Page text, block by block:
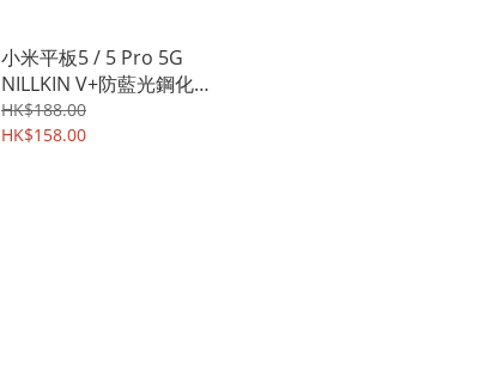
小米平板5 / 5 Pro 5G
NILLKIN V+防藍光鋼化玻
璃膜 強化玻璃貼 屏幕防
爆保護貼 3028A
HK$188.00
HK$158.00